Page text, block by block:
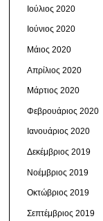
Ιούλιος 2020
Ιούνιος 2020
Μάιος 2020
Απρίλιος 2020
Μάρτιος 2020
Φεβρουάριος 2020
Ιανουάριος 2020
Δεκέμβριος 2019
Νοέμβριος 2019
Οκτώβριος 2019
Σεπτέμβριος 2019